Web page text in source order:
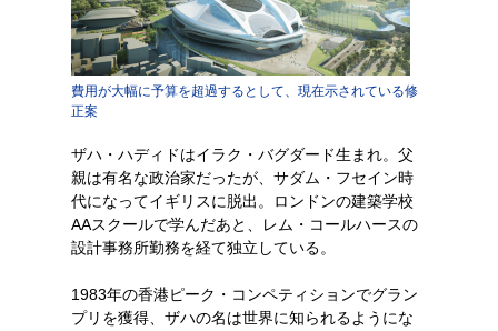
費用が大幅に予算を超過するとして、現在示されている修
正案
ザハ・ハディドはイラク・バグダード生まれ。父
親は有名な政治家だったが、サダム・フセイン時
代になってイギリスに脱出。ロンドンの建築学校
AAスクールで学んだあと、レム・コールハースの
設計事務所勤務を経て独立している。
1983年の香港ピーク・コンペティションでグラン
プリを獲得、ザハの名は世界に知られるようにな